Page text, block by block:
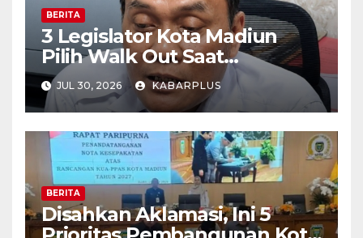
BERITA
3 Legislator Kota Madiun
Pilih Walk Out Saat
Paripurna
JUL 30, 2026 KABARPLUS
BERITA
Disahkan Aklamasi, Ini 5